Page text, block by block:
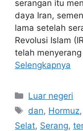
serangan itu
daya Iran,
lama setelah
Revolusi Islam
telah
Selengkapnya
Kategori
Luar negeri
Tag
dan, Hormuz,
Selat, Serang,